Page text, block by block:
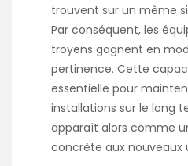
trouvent sur un même
Par conséquent, les
troyens gagnent en
pertinence. Cette
essentielle pour
installations sur le long
apparaît alors comme
concrète aux nouveaux